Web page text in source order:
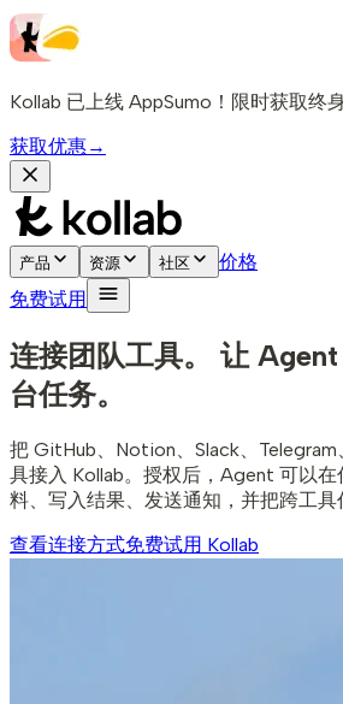
Kollab 已上线 AppSumo！限时获取终身
获取优惠→
产品 资源 社区
价格
免费试用
连接团队工具。
让
台任务。
把 GitHub、Notion、Slack、
具接入 Kollab。授权后，Agent 可以
料、写入结果、发送通知，并把跨工具
查看连接方式免费试用 Kollab